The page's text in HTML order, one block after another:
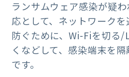
ランサムウェア感染が疑
応として、ネットワーク
防ぐために、Wi-Fiを切る/
くなどして、感染端末を
です。